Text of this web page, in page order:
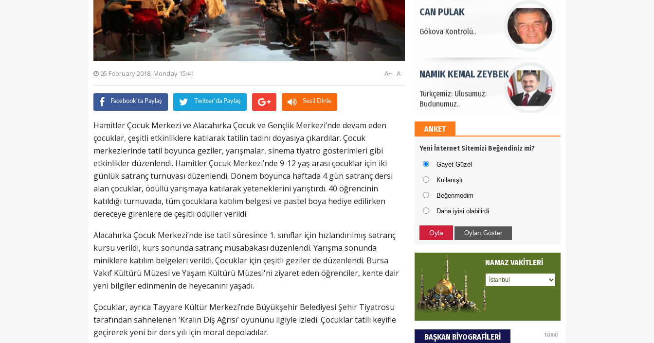
05 February 2018, Monday 15:41 A-
A+
Facebook'ta Paylaş Twitter'da Paylaş Sesli Dinle
Hamitler Çocuk Merkezi ve Alacahırka Çocuk ve Gençlik Merkezi’nde devam eden
çocuklar, çeşitli etkinliklere katılarak tatilin tadını doyasıya çıkardılar. Çocuk
merkezlerinde tatil boyunca geziler, yarışmalar, sinema tiyatro gösterimleri gibi
etkinlikler düzenlendi. Hamitler Çocuk Merkezi’nde 9-12 yaş arası çocuklar için iki
günlük satranç turnuvası düzenlendi. Dönem boyunca haftada 4 gün satranç dersi
alan çocuklar, ödüllü yarışmaya katılarak yeteneklerini yarıştırdı. 40 öğrencinin
katıldığı turnuvada, tüm çocuklara katılım belgesi ve pastel boya hediye edilirken
dereceye girenlere de çeşitli ödüller verildi.
Alacahırka Çocuk Merkezi’nde ise tatil süresince 1. sınıflar için hızlandırılmış satranç
kursu verildi, kurs sonunda satranç müsabakası düzenlendi. Yarışma sonunda
miniklere katılım belgeleri verildi. Çocuklar için çeşitli geziler de düzenlendi. Bursa
Vakıf Kültürü Müzesi ve Yaşam Kültürü Müzesi'ni ziyaret eden öğrenciler, kente dair
yeni bilgiler edinmenin de heyecanını yaşadı.
Çocuklar, ayrıca Tayyare Kültür Merkezi’nde Büyükşehir Belediyesi Şehir Tiyatrosu
tarafından sahnelenen ‘Kralın Diş Ağrısı’ oyununu ilgiyle izledi. Çocuklar tatili keyifle
geçirerek yeni bir ders yılı için moral depoladılar.
Gökova Kontrolü..
CAN PULAK
Türkçemiz: Ulusumuz:
Budunumuz..
NAMIK KEMAL ZEYBEK
Kapkarasın 12 Eylül..
HÜSAMETTİN TAŞDEMİR
BAŞYAZI - Sağlık turizminde
önemli başarı…
NECDET BULUZ
Türkiye tarımla para
kazanır..
ALİ BEKTAN
Bu proje ile neyi
Hakan SOYSAL
ANKET
Yeni İnternet Sitemizi Beğendiniz mi?
Gayet Güzel
Kullanışlı
Beğenmedim
Daha iyisi olabilirdi
Oyla Oyları Göster
NAMAZ VAKİTLERİ
BAŞKAN BİYOGRAFİLERİ tümü